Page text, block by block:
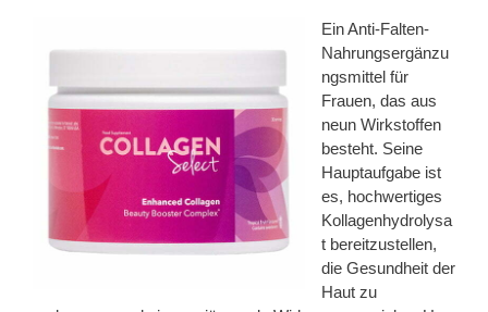
Ein Anti-Falten-
Nahrungsergänzu
ngsmittel für
Frauen, das aus
neun Wirkstoffen
besteht. Seine
Hauptaufgabe ist
es, hochwertiges
Kollagenhydrolysa
t bereitzustellen,
die Gesundheit der
Haut zu